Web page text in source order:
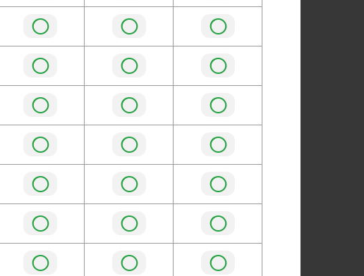
◯ ◯ ◯
◯ ◯ ◯
◯ ◯ ◯
◯ ◯ ◯
◯ ◯ ◯
◯ ◯ ◯
◯ ◯ ◯